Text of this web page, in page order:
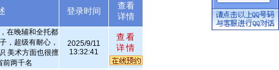
登录时间
查看
详情
在晚辅和全托都
，超级有耐心，
美术方面也很擅
前两千名
2025/9/11
13:32:41
查看
详情